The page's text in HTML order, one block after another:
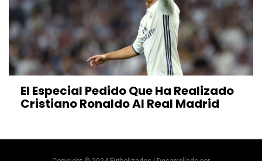
El Especial Pedido Que Ha Realizado
Cristiano Ronaldo Al Real Madrid